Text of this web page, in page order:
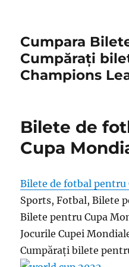
Cumpara
Cumpărați
Champions
Bilete de
Cupa
Bilete de fotbal pentru
Sports, Fotbal, Bilete
Bilete pentru Cupa
Jocurile Cupei
Cumpărați bilete